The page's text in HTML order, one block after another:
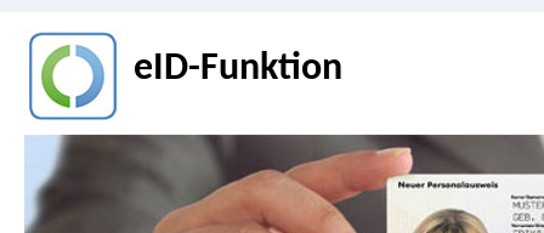
eID-Funktion